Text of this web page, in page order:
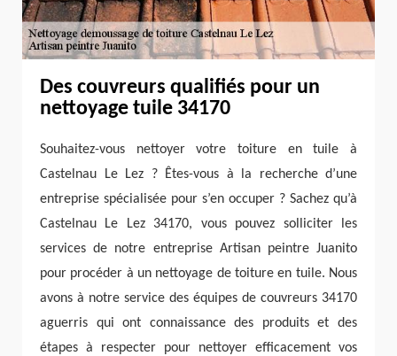
Des couvreurs qualifiés pour un
nettoyage tuile 34170
Souhaitez-vous nettoyer votre toiture en tuile à
Castelnau Le Lez ? Êtes-vous à la recherche d’une
entreprise spécialisée pour s’en occuper ? Sachez qu’à
Castelnau Le Lez 34170, vous pouvez solliciter les
services de notre entreprise Artisan peintre Juanito
pour procéder à un nettoyage de toiture en tuile. Nous
avons à notre service des équipes de couvreurs 34170
aguerris qui ont connaissance des produits et des
étapes à respecter pour nettoyer efficacement vos